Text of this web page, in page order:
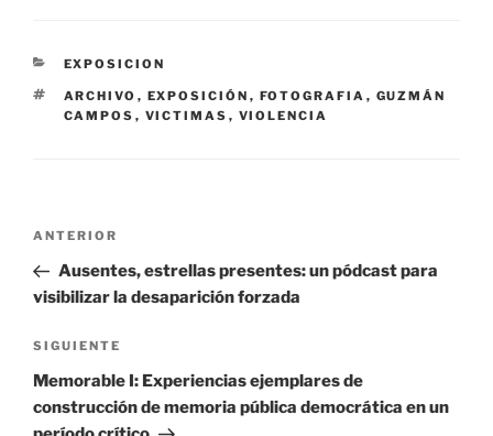
EXPOSICION
ARCHIVO , EXPOSICIÓN , FOTOGRAFIA , GUZMÁN
CAMPOS , VICTIMAS , VIOLENCIA
ANTERIOR
Ausentes, estrellas presentes: un pódcast para
visibilizar la desaparición forzada
SIGUIENTE
Memorable I: Experiencias ejemplares de
construcción de memoria pública democrática en un